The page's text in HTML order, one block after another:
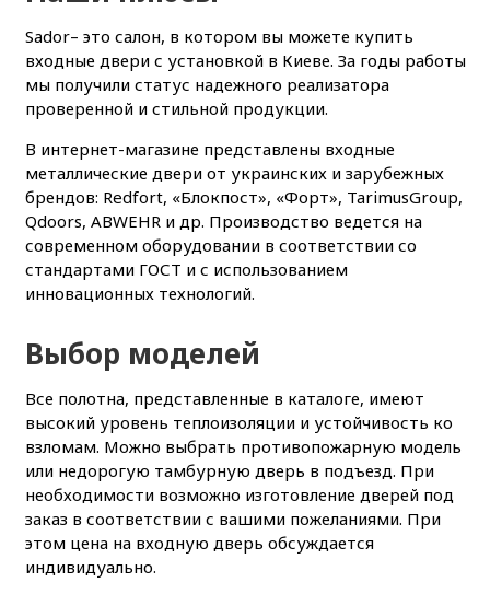
Sador– это салон, в котором вы можете купить
входные двери с установкой в Киеве. За годы работы
мы получили статус надежного реализатора
проверенной и стильной продукции.
В интернет-магазине представлены входные
металлические двери от украинских и зарубежных
брендов: Redfort, «Блокпост», «Форт», TarimusGroup,
Qdoors, ABWEHR и др. Производство ведется на
современном оборудовании в соответствии со
стандартами ГОСТ и с использованием
инновационных технологий.
Выбор моделей
Все полотна, представленные в каталоге, имеют
высокий уровень теплоизоляции и устойчивость ко
взломам. Можно выбрать противопожарную модель
или недорогую тамбурную дверь в подъезд. При
необходимости возможно изготовление дверей под
заказ в соответствии с вашими пожеланиями. При
этом цена на входную дверь обсуждается
индивидуально.